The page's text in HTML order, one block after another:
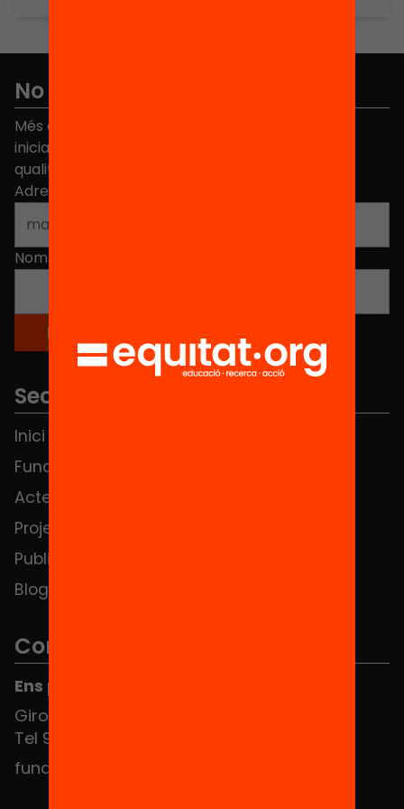
No et perdis res
Més de 40.000 persones ja han triat Equitat. Rep
iniciatives, propostes i projectes per millorar la
qualitat de l'educació a Catalunya.
Adreça electrònica
Nom
Seccions
Inici
Fundació
Actes
Projectes
Publicacions i vídeos
Blog
Contacte
Ens pots trobar al Hub Social
Girona 34, interior 08010 Barcelona
Tel 934 588 700
fundacio@equitat.org